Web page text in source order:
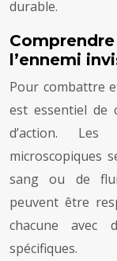
durable.
l’ennemi
Pour combattre
est essentiel de
d’action.
microscopiques
sang ou de
peuvent être
chacune avec
spécifiques.